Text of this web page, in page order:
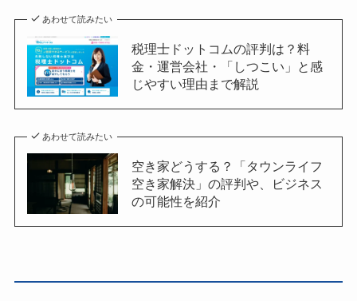
あわせて読みたい
税理士ドットコムの評判は？料
金・運営会社・「しつこい」と感
じやすい理由まで解説
あわせて読みたい
空き家どうする？「タウンライフ
空き家解決」の評判や、ビジネス
の可能性を紹介